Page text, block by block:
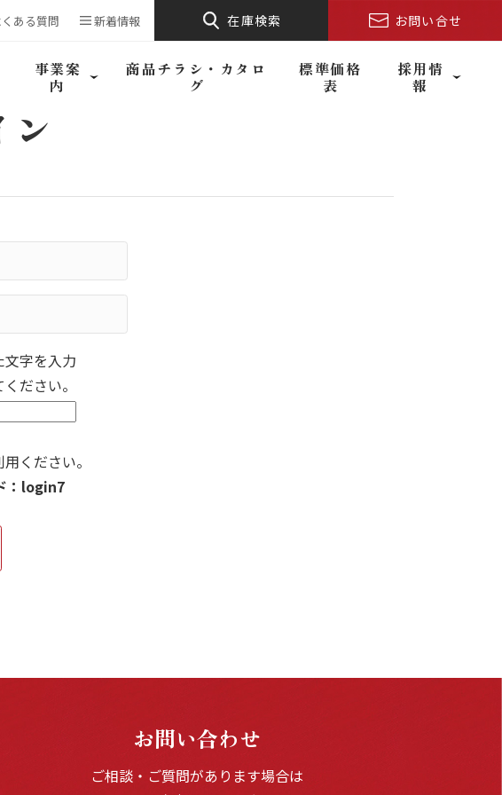
くある質問 新着情報 在庫検索 お問い合せ
事業案
内
商品チラシ・カタロ
グ
標準価格
表
採用情
報
ン
字を入力
ください。
ください。
：login7
お問い合わせ
ご相談・ご質問があります場合は